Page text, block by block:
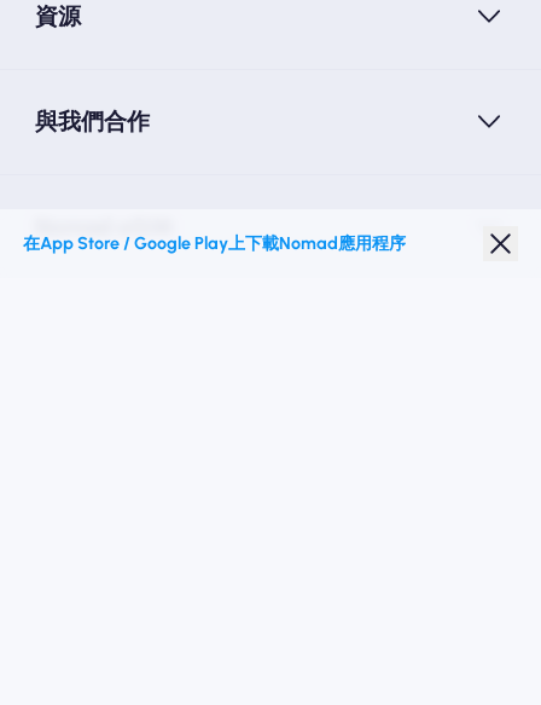
資源
與我們合作
在App Store / Google Play上下載Nomad應用程序